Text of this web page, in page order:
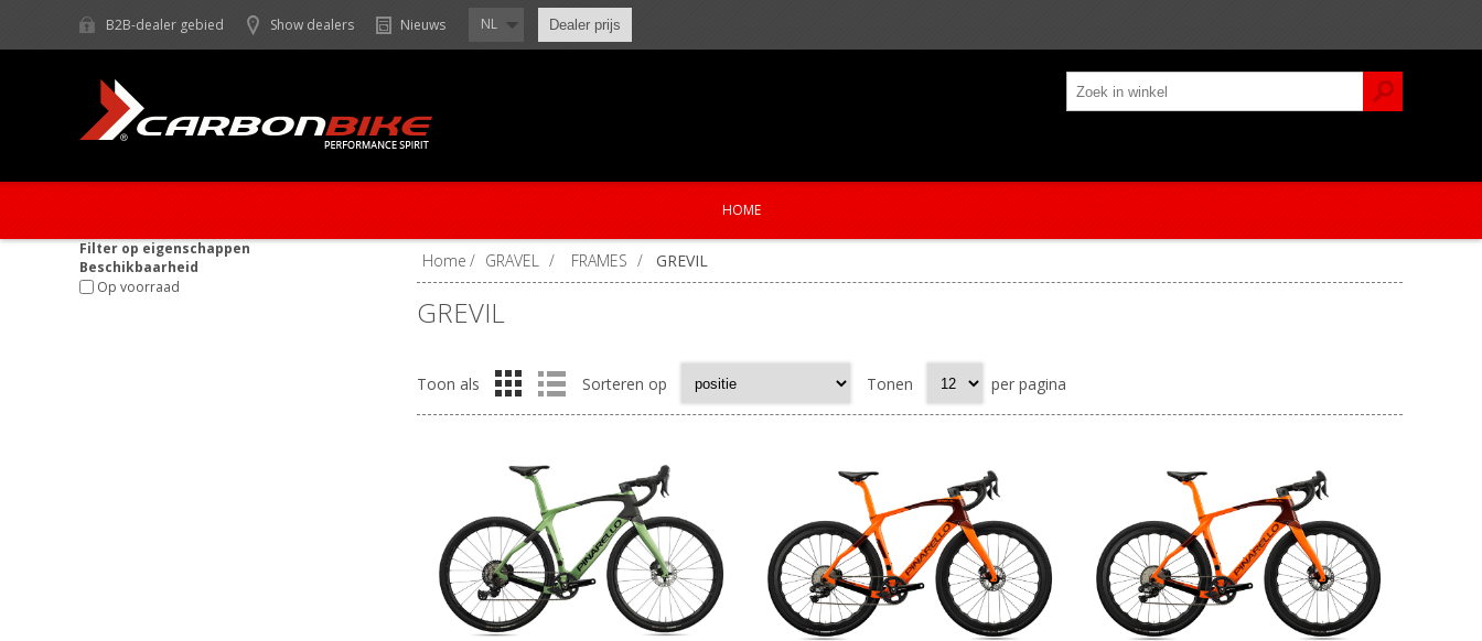
B2B-dealer gebied Show dealers Nieuws NL Dealer prijs
HOME
Home / GRAVEL / FRAMES / GREVIL
GREVIL
Toon als Sorteren op Tonen per pagina
Filter op eigenschappen
Beschikbaarheid
Op voorraad